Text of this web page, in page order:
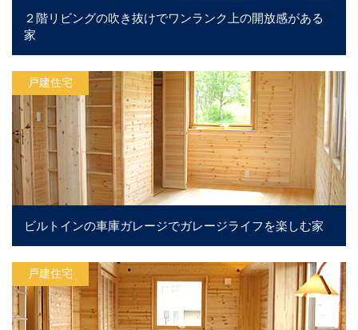
２階リビングの吹き抜けでワンランク上の開放感がある
家
戸建住宅
ビルトインの車庫ガレージでガレージライフを楽しむ家
戸建住宅